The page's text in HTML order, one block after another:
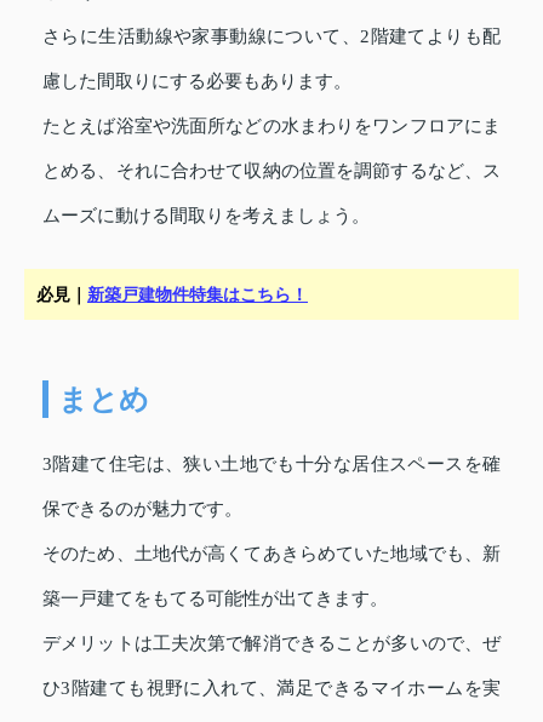
さらに生活動線や家事動線について、2階建てよりも配
慮した間取りにする必要もあります。
たとえば浴室や洗面所などの水まわりをワンフロアにま
とめる、それに合わせて収納の位置を調節するなど、ス
ムーズに動ける間取りを考えましょう。
必見｜ 新築戸建物件特集はこちら！
まとめ
3階建て住宅は、狭い土地でも十分な居住スペースを確
保できるのが魅力です。
そのため、土地代が高くてあきらめていた地域でも、新
築一戸建てをもてる可能性が出てきます。
デメリットは工夫次第で解消できることが多いので、ぜ
ひ3階建ても視野に入れて、満足できるマイホームを実